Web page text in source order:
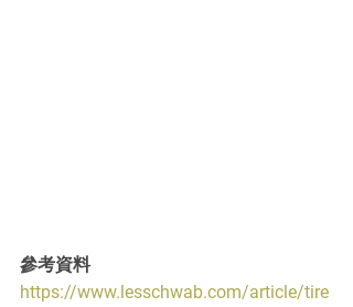
參考資料
https://www.lesschwab.com/article/tire